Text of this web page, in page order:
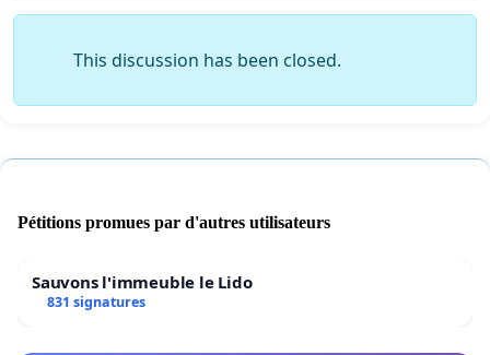
This discussion has been closed.
Pétitions promues par d'autres utilisateurs
Sauvons l'immeuble le Lido
831 signatures